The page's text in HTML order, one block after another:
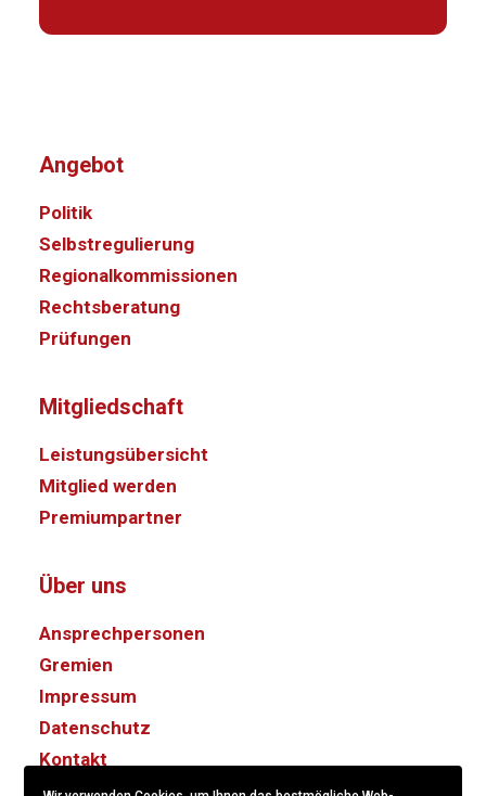
Angebot
Politik
Selbstregulierung
Regionalkommissionen
Rechtsberatung
Prüfungen
Mitgliedschaft
Leistungsübersicht
Mitglied werden
Premiumpartner
Über uns
Ansprechpersonen
Gremien
Impressum
Datenschutz
Kontakt